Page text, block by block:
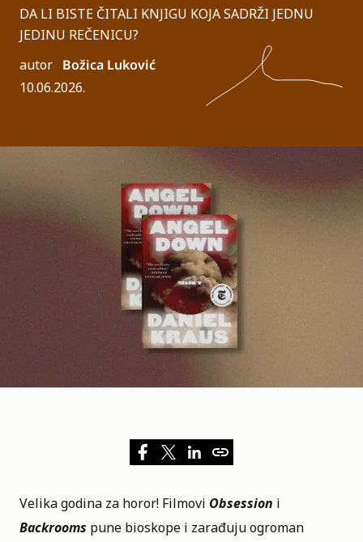
DA LI BISTE ČITALI KNJIGU KOJA SADRŽI JEDNU
JEDINU REČENICU?
autor Božica Luković
10.06.2026.
Velika godina za horor! Filmovi Obsession i
Backrooms pune bioskope i zarađuju ogroman